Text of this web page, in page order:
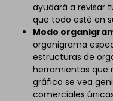
ayudará a revisar
que todo esté en
Modo
organigrama
estructuras de
herramientas que
gráfico se vea
comerciales